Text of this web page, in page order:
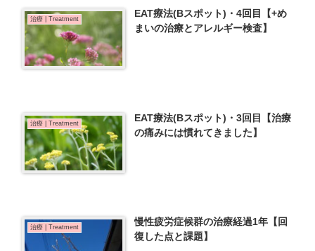
治療 | Treatment
EAT療法(Bスポット)・4回目【+め
まいの治療とアレルギー検査】
治療 | Treatment
EAT療法(Bスポット)・3回目【治療
の痛みには慣れてきました】
治療 | Treatment
慢性疲労症候群の治療経過1年【回
復した点と課題】